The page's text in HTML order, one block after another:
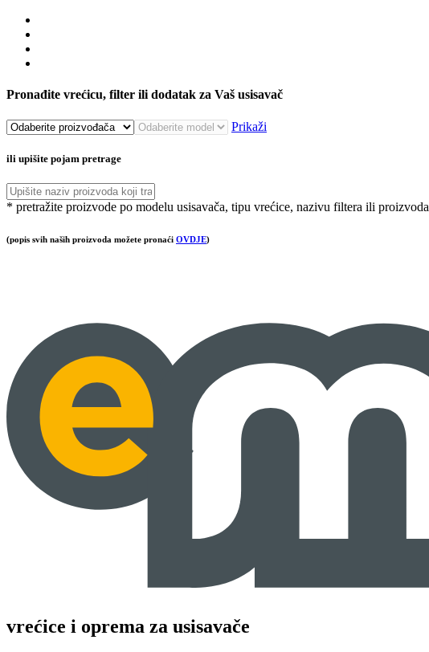
Pronađite vrećicu, filter ili dodatak za Vaš usisavač
Prikaži
ili upišite pojam pretrage
* pretražite proizvode po modelu usisavača, tipu vrećice, nazivu filtera ili proizvoda
(popis svih naših proizvoda možete pronaći OVDJE)
vrećice i oprema za usisavače